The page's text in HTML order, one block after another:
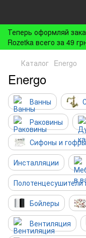
Теперь оформляй
Rozetka всего за 49
Каталог Energo
Energo
Ванны
Раковины
Сифоны и гофры
Инсталляции
Полотенцесушители
Бойлеры
Вентиляция